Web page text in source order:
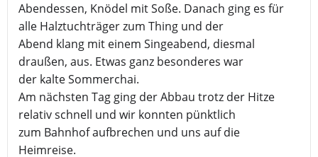
Abendessen, Knödel mit Soße. Danach ging es für
alle Halztuchträger zum Thing und der
Abend klang mit einem Singeabend, diesmal
draußen, aus. Etwas ganz besonderes war
der kalte Sommerchai.
Am nächsten Tag ging der Abbau trotz der Hitze
relativ schnell und wir konnten pünktlich
zum Bahnhof aufbrechen und uns auf die
Heimreise.